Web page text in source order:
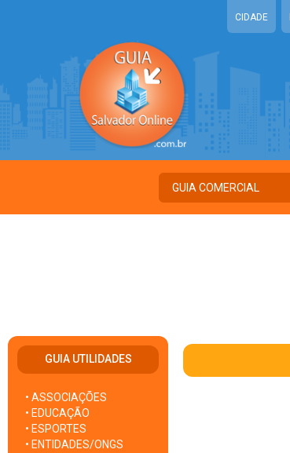
CIDADE
GUIA UTILIDADES
• ASSOCIAÇÕES
• EDUCAÇÃO
• ESPORTES
• ENTIDADES/ONGS